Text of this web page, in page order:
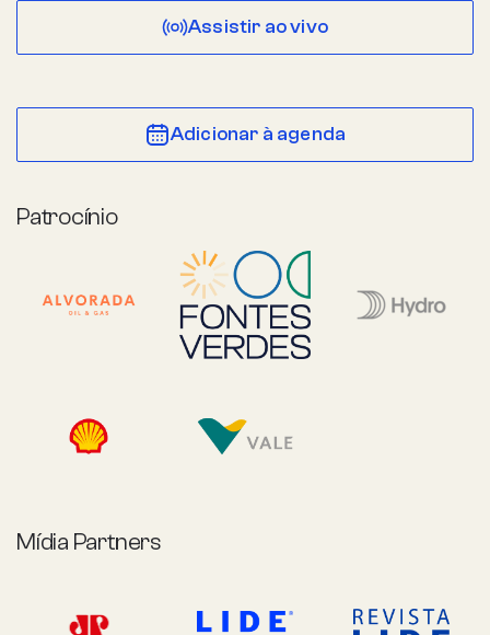
Assistir ao vivo
Adicionar à agenda
Patrocínio
Mídia Partners